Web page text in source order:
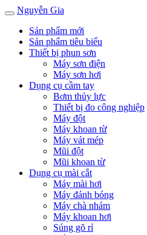
Nguyễn Gia
Sản phẩm mới
Sản phẩm tiêu biểu
Thiết bị phun sơn
Máy sơn điện
Máy sơn hơi
Dụng cụ cầm tay
Bơm thủy lực
Thiết bị đo công nghiệp
Máy đột
Máy khoan từ
Máy vát mép
Mũi đột
Mũi khoan từ
Dụng cụ mài cắt
Máy mài hơi
Máy đánh bóng
Máy chà nhám
Máy khoan hơi
Súng gõ rỉ